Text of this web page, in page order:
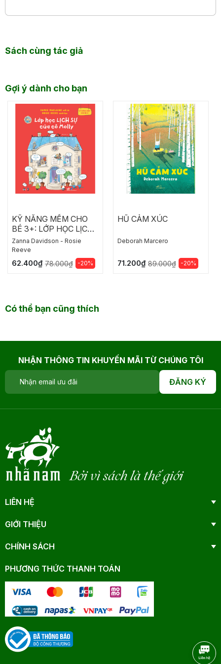
Sách cùng tác giả
Gợi ý dành cho bạn
KỸ NĂNG MỀM CHO
BÉ 3+: LỚP HỌC LỊCH
SỰ CỦA CÔ MOLLY
Zanna Davidson - Rosie
Reeve
62.400₫ 78.000₫ -20%
HŨ CẢM XÚC
Deborah Marcero
71.200₫ 89.000₫ -20%
Có thể bạn cũng thích
NHẬN THÔNG TIN KHUYẾN MÃI TỪ CHÚNG TÔI
ĐĂNG KÝ
Bởi vì sách là thế giới
LIÊN HỆ
GIỚI THIỆU
CHÍNH SÁCH
PHƯƠNG THỨC THANH TOÁN